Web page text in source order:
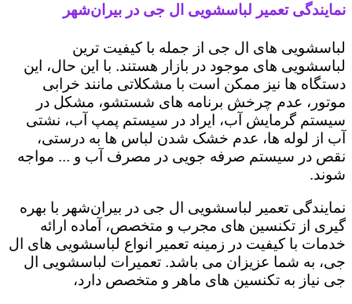
نمایندگی تعمیر لباسشویی ال جی در بیران‌شهر
لباسشویی های ال جی از جمله با کیفیت ترین
لباسشویی های موجود در بازار هستند. با این حال، این
دستگاه ها نیز ممکن است با مشکلاتی مانند خرابی
موتور، عدم چرخش برنامه های شستشو، مشکل در
سیستم گرمایش آب، ایراد در سیستم پمپ آب، نشتی
آب از لوله ها، عدم خشک شدن لباس ها به درستی،
نقص در سیستم صرفه جویی در مصرف آب و ... مواجه
شوند.
نمایندگی تعمیر لباسشویی ال جی در بیران‌شهر با بهره
گیری از تکنسین های مجرب و متخصص، آماده ارائه
خدمات با کیفیت در زمینه تعمیر انواع لباسشویی های ال
جی، به شما عزیزان می باشد. تعمیرات لباسشویی ال
جی نیاز به تکنسین های ماهر و متخصص دارد،